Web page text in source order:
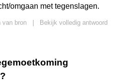
omgaan met tegenslagen.
van bron
Bekijk volledig antwoord